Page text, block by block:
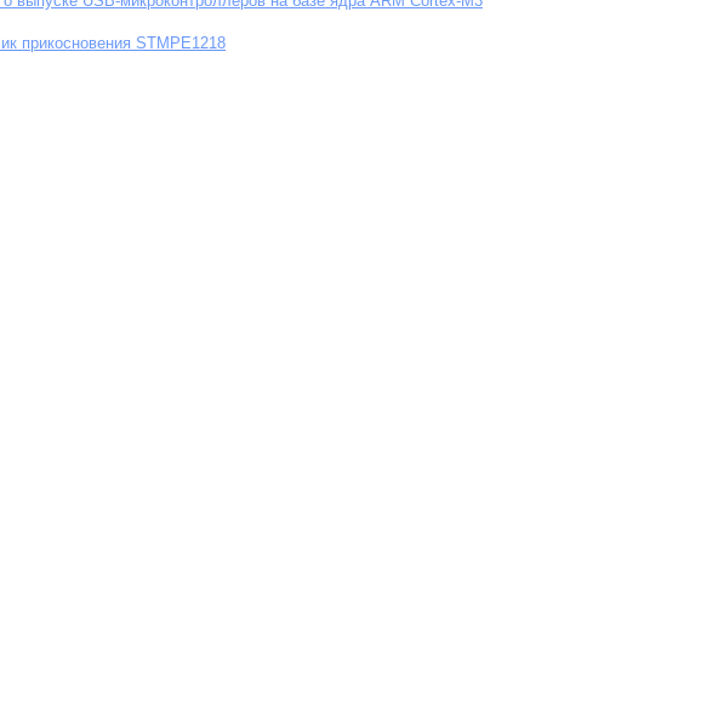
прикосновения STMPE1218